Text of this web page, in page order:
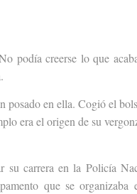
podía creerse lo que
posado en ella. Cogió el
era el origen de su
su carrera en la Policía
que se organizaba